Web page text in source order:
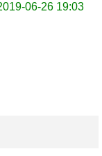
06-26 19:03